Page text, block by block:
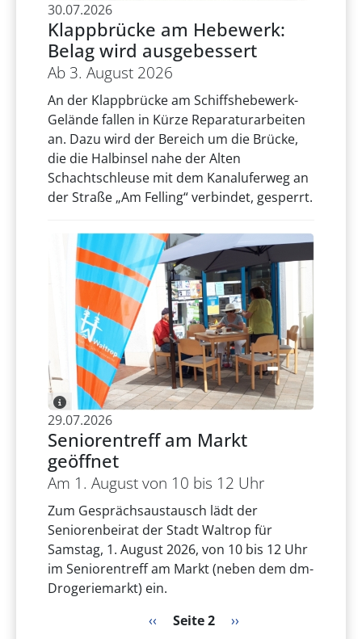
30.07.2026
Klappbrücke am Hebewerk:
Belag wird ausgebessert
Ab 3. August 2026
An der Klappbrücke am Schiffshebewerk-
Gelände fallen in Kürze Reparaturarbeiten
an. Dazu wird der Bereich um die Brücke,
die die Halbinsel nahe der Alten
Schachtschleuse mit dem Kanaluferweg an
der Straße „Am Felling“ verbindet, gesperrt.
29.07.2026
Seniorentreff am Markt
geöffnet
Am 1. August von 10 bis 12 Uhr
Zum Gesprächsaustausch lädt der
Seniorenbeirat der Stadt Waltrop für
Samstag, 1. August 2026, von 10 bis 12 Uhr
im Seniorentreff am Markt (neben dem dm-
Drogeriemarkt) ein.
Seitennummerierung
Vorherige Seite
‹‹ Seite 2 Nächste Seite
››